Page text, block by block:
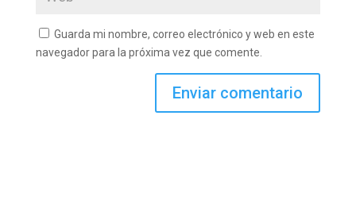
Guarda mi nombre, correo electrónico y web en este
navegador para la próxima vez que comente.